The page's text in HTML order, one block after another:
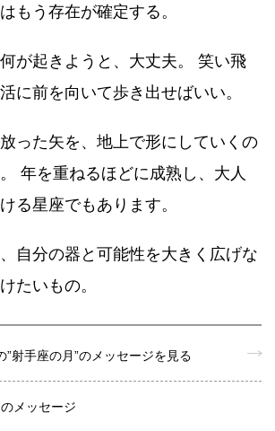
もう存在が確定する。
が起きようと、大丈夫。 笑い飛
に前を向いて歩き出せばいい。
った矢を、地上で形にしていくの
年を重ねるほどに成熟し、大人
る星座でもあります。
自分の器と可能性を大きく広げな
たいもの。
”射手座の月”のメッセージを見る
メッセージ